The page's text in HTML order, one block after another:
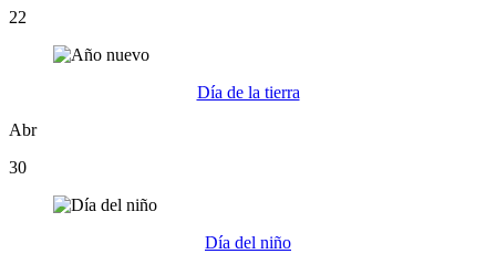
22
Día de la tierra
Abr
30
Día del niño